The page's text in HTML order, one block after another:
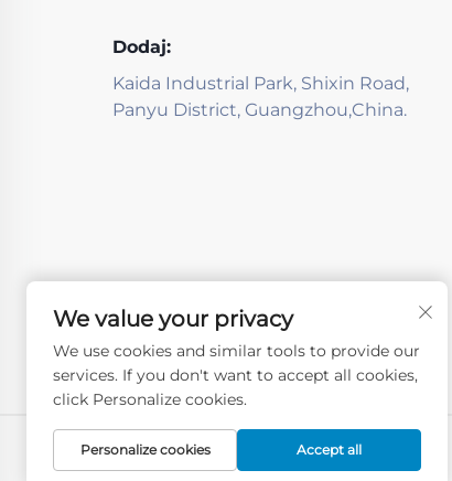
Dodaj:
Kaida Industrial Park, Shixin Road,
Panyu District, Guangzhou,China.
We value your privacy
We use cookies and similar tools to provide our
services. If you don't want to accept all cookies,
click Personalize cookies.
Personalize cookies Accept all